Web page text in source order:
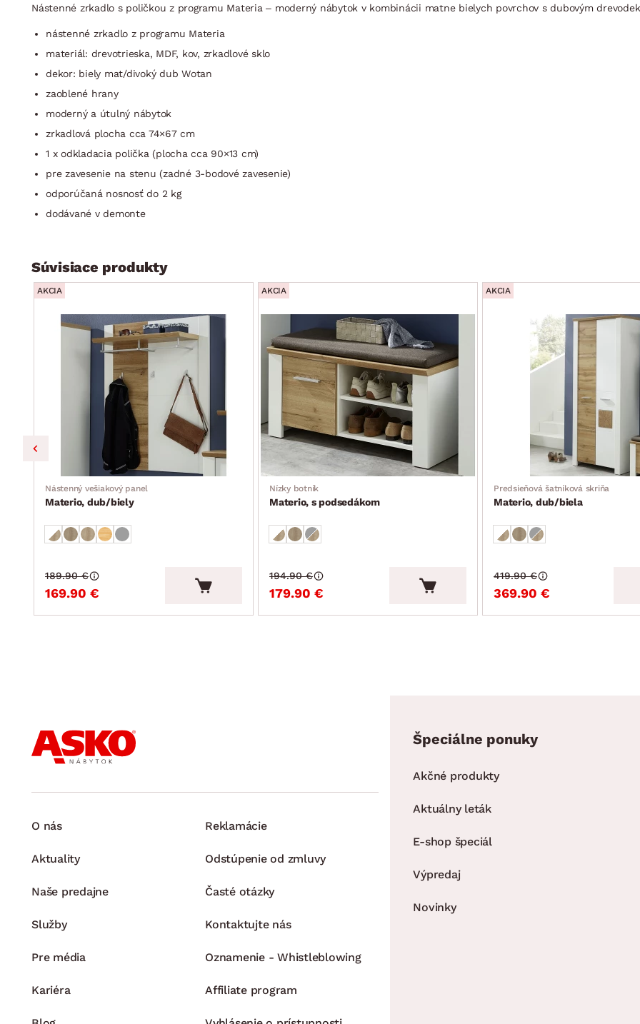
Nástenné zrkadlo s poličkou z programu Materia – moderný nábytok v kombinácii matne bielych povrchov s dubovým
nástenné zrkadlo z programu Materia
materiál: drevotrieska, MDF, kov, zrkadlové sklo
dekor: biely mat/divoký dub Wotan
zaoblené hrany
moderný a útulný nábytok
zrkadlová plocha cca 74×67 cm
1 x odkladacia polička (plocha cca 90×13 cm)
pre zavesenie na stenu (zadné 3-bodové zavesenie)
odporúčaná nosnosť do 2 kg
dodávané v demonte
Súvisiace produkty
AKCIA
Nástenný vešiakový panel
Materio, dub/biely
169.90 €
189.90 €
AKCIA
Nízky botník
Materio, s podsedákom
179.90 €
194.90 €
AKCIA
Predsieňová šatníková skriňa
Materio, dub/biela
369.90 €
419.90 €
O nás
Aktuality
Naše predajne
Služby
Pre média
Kariéra
Reklamácie
Odstúpenie od zmluvy
Časté otázky
Kontaktujte nás
Oznamenie - Whistleblowing
Affiliate program
Špeciálne ponuky
Akčné produkty
Aktuálny leták
E-shop špeciál
Výpredaj
Novinky